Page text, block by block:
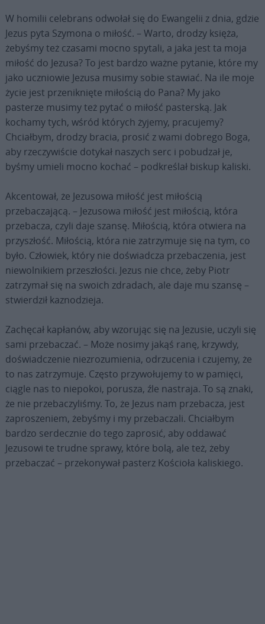
W homilii celebrans odwołał się do Ewangelii z dnia, gdzie
Jezus pyta Szymona o miłość. – Warto, drodzy księża,
żebyśmy też czasami mocno spytali, a jaka jest ta moja
miłość do Jezusa? To jest bardzo ważne pytanie, które my
jako uczniowie Jezusa musimy sobie stawiać. Na ile moje
życie jest przeniknięte miłością do Pana? My jako
pasterze musimy też pytać o miłość pasterską. Jak
kochamy tych, wśród których żyjemy, pracujemy?
Chciałbym, drodzy bracia, prosić z wami dobrego Boga,
aby rzeczywiście dotykał naszych serc i pobudzał je,
byśmy umieli mocno kochać – podkreślał biskup kaliski.
Akcentował, że Jezusowa miłość jest miłością
przebaczającą. – Jezusowa miłość jest miłością, która
przebacza, czyli daje szansę. Miłością, która otwiera na
przyszłość. Miłością, która nie zatrzymuje się na tym, co
było. Człowiek, który nie doświadcza przebaczenia, jest
niewolnikiem przeszłości. Jezus nie chce, żeby Piotr
zatrzymał się na swoich zdradach, ale daje mu szansę –
stwierdził kaznodzieja.
Zachęcał kapłanów, aby wzorując się na Jezusie, uczyli się
sami przebaczać. – Może nosimy jakąś ranę, krzywdy,
doświadczenie niezrozumienia, odrzucenia i czujemy, że
to nas zatrzymuje. Często przywołujemy to w pamięci,
ciągle nas to niepokoi, porusza, źle nastraja. To są znaki,
że nie przebaczyliśmy. To, że Jezus nam przebacza, jest
zaproszeniem, żebyśmy i my przebaczali. Chciałbym
bardzo serdecznie do tego zaprosić, aby oddawać
Jezusowi te trudne sprawy, które bolą, ale też, żeby
przebaczać – przekonywał pasterz Kościoła kaliskiego.